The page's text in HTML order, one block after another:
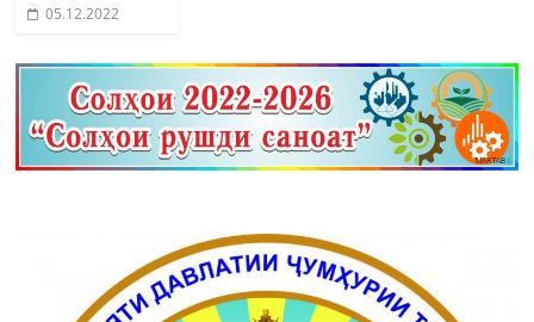
05.12.2022